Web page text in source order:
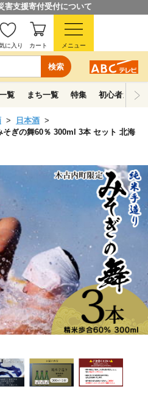
害支援寄付受付について
検索
に入り カート メニュー
覧 まち一覧 特集 初心者ガイド
日本酒
そぎの舞60％ 300ml 3本 セット 北海